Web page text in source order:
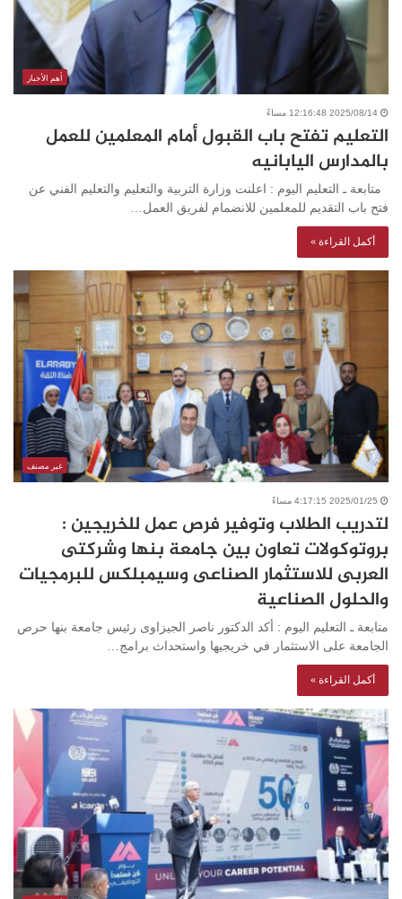
أهم الأخبار
2025/08/14 12:16:48 مساءً
التعليم تفتح باب القبول أمام المعلمين للعمل
بالمدارس اليابانيه
متابعة ـ التعليم اليوم : اعلنت وزارة التربية والتعليم والتعليم الفني عن
فتح باب التقديم للمعلمين للانضمام لفريق العمل…
أكمل القراءة »
غير مصنف
2025/01/25 4:17:15 مساءً
لتدريب الطلاب وتوفير فرص عمل للخريجين :
بروتوكولات تعاون بين جامعة بنها وشركتى
العربى للاستثمار الصناعى وسيمبلكس للبرمجيات
والحلول الصناعية
متابعة ـ التعليم اليوم : أكد الدكتور ناصر الجيزاوى رئيس جامعة بنها حرص
الجامعة على الاستثمار في خريجيها واستحداث برامج…
أكمل القراءة »